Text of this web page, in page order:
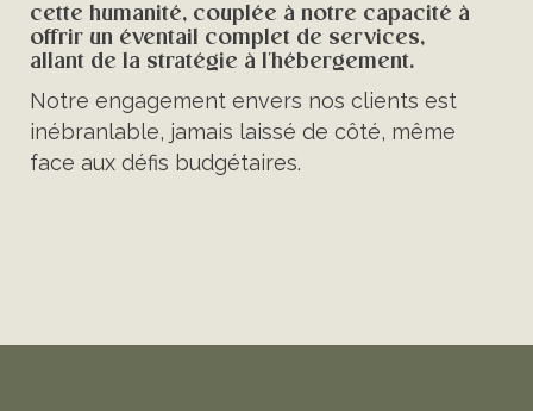
cette humanité, couplée à notre capacité à
offrir un éventail complet de services,
allant de la stratégie à l'hébergement.
Notre engagement envers nos clients est
inébranlable, jamais laissé de côté, même
face aux défis budgétaires.